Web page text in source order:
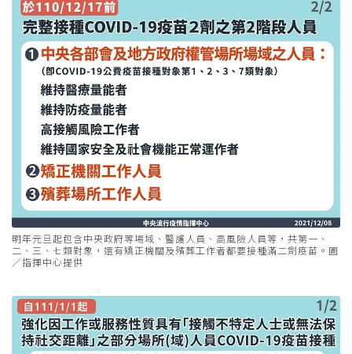
明年元旦起包含中央政府等場域、醫護人員、高風險人員等，共第一、
二、三、七類對象，還有矯正機關及殯葬工作者都要接種滿二劑疫苗。圖
／指揮中心提供